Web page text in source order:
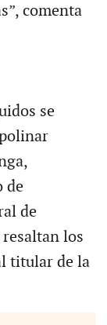
comenta
se
de
de
los
titular de la